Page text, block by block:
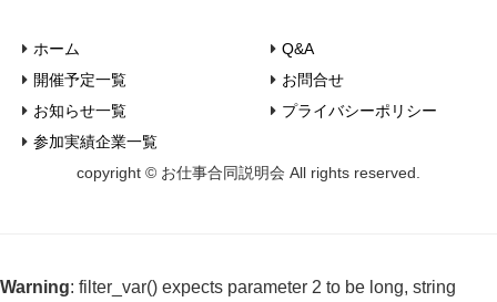
ホーム
開催予定一覧
お知らせ一覧
参加実績企業一覧
Q&A
お問合せ
プライバシーポリシー
copyright © お仕事合同説明会 All rights reserved.
Warning: filter_var() expects parameter 2 to be long, string